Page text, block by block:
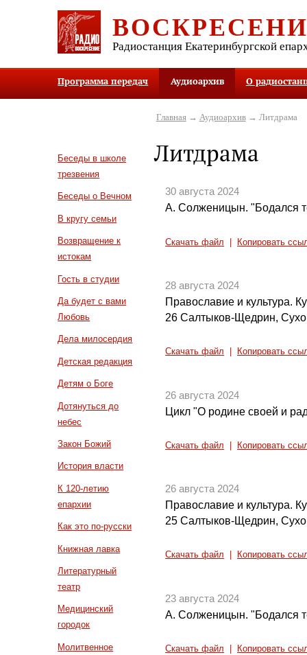
Радиостанция Екатеринбургской
Программа передач Аудиоархив О
Беседы в школе
трезвения
Беседы о Вечном
В кругу семьи
Возвращение к
истокам
Гость в студии
Да будет с вами
Любовь
Дела милосердия
Детская редакция
Детям о Боге
Дотянуться до
небес
Закон Божий
История власти
К 120-летию
епархии
Как это по-русски
Книжная лавка
Литературный
театр
Медицинский
городок
Молитвенное
Главная→ Аудиоархив→ Литдрама
Литдрама
30 августа 2024
А. Солженицын. "Бодался
Скачать файл Копировать
28 августа 2024
Православие и культура.
26 Салтыков-Щедрин,
Скачать файл Копировать
26 августа 2024
Цикл "О родине своей и
Скачать файл Копировать
26 августа 2024
Православие и культура.
25 Салтыков-Щедрин,
Скачать файл Копировать
23 августа 2024
А. Солженицын. "Бодался
Скачать файл Копировать